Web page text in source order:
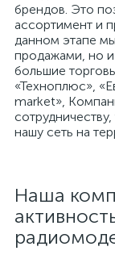
брендов. Это
ассортимент и
данном этапе
продажами, но
большие
«Техноплюс»,
market»,
нашу сеть на
Наша